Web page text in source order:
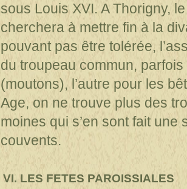
sous Louis XVI. A Thorigny,
cherchera à mettre fin à la
pouvant pas être tolérée,
du troupeau commun,
(moutons), l’autre pour les
Age, on ne trouve plus des
moines qui s’en sont fait
couvents.
VI. LES FETES PAROISSIALES